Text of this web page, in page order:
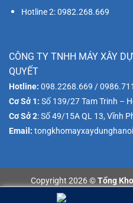
Hotline 2: 0982.268.669
CÔNG TY TNHH MÁY XÂY
QUYẾT
Hotline: 098.2268.669 /
Cơ Sở 1: Số 139/27 Tam Trinh –
Cơ Sở 2: Số 49/15A QL 13, Vĩnh
Email:
Copyright 2026 ©Tổng